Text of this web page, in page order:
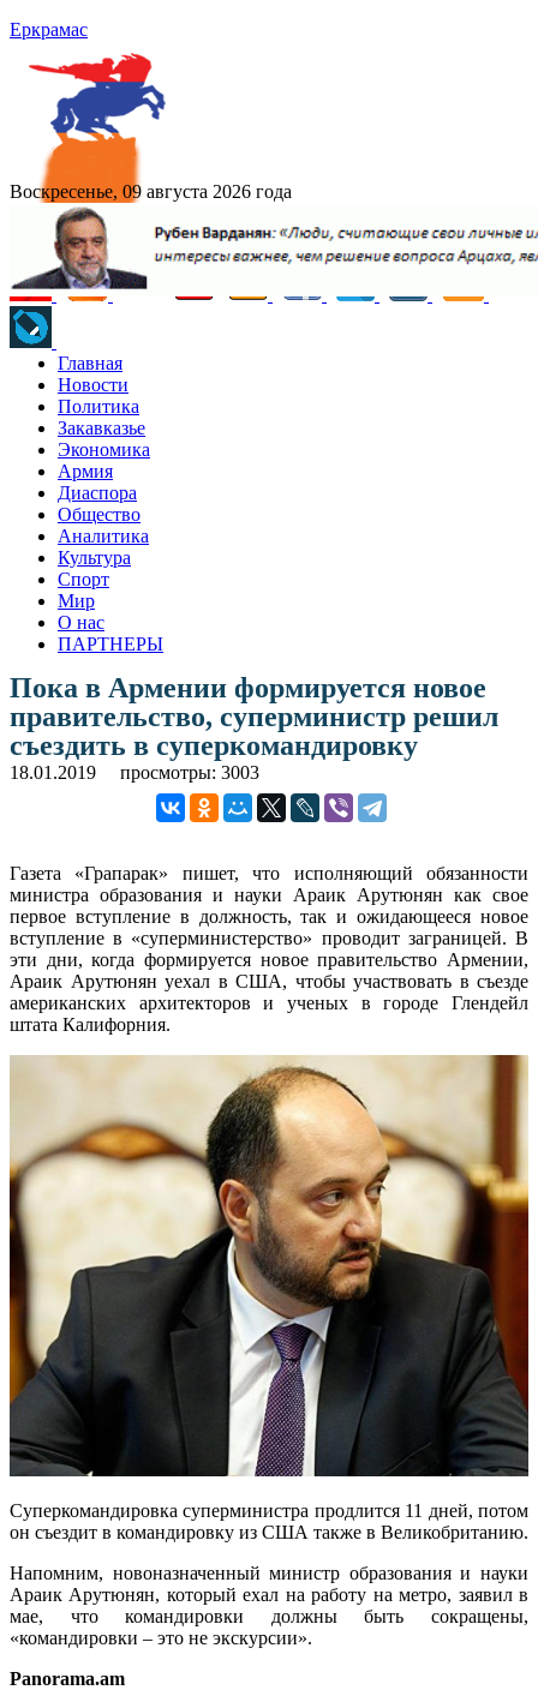
Еркрамас
Воскресенье, 09 августа 2026 года
Главная
Новости
Политика
Закавказье
Экономика
Армия
Диаспора
Общество
Аналитика
Культура
Спорт
Мир
О нас
ПАРТНЕРЫ
Пока в Армении формируется новое
правительство, суперминистр решил
съездить в суперкомандировку
18.01.2019 просмотры: 3003
Газета «Грапарак» пишет, что исполняющий обязанности
министра образования и науки Араик Арутюнян как свое
первое вступление в должность, так и ожидающееся новое
вступление в «суперминистерство» проводит заграницей. В
эти дни, когда формируется новое правительство Армении,
Араик Арутюнян уехал в США, чтобы участвовать в съезде
американских архитекторов и ученых в городе Глендейл
штата Калифорния.
Суперкомандировка суперминистра продлится 11 дней, потом
он съездит в командировку из США также в Великобританию.
Напомним, новоназначенный министр образования и науки
Араик Арутюнян, который ехал на работу на метро, заявил в
мае, что командировки должны быть сокращены,
«командировки – это не экскурсии».
Panorama.am